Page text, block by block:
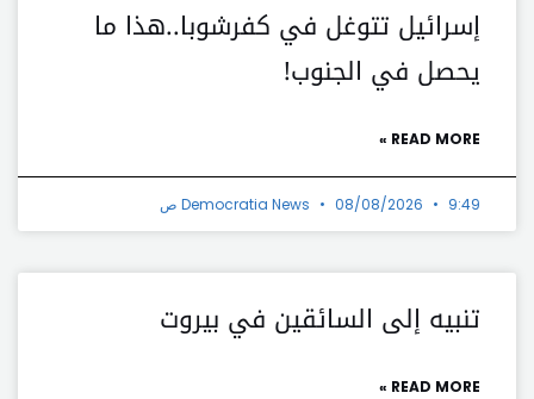
إسرائيل تتوغل في كفرشوبا..هذا ما
يحصل في الجنوب!
READ MORE »
Democratia News 08/08/2026 9:49 ص
تنبيه إلى السائقين في بيروت
READ MORE »